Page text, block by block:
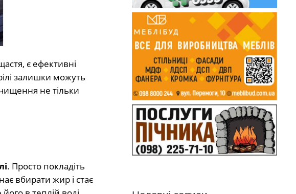
є ефективні
залишки можуть
не тільки
. Просто покладіть
вбирати жир і стає